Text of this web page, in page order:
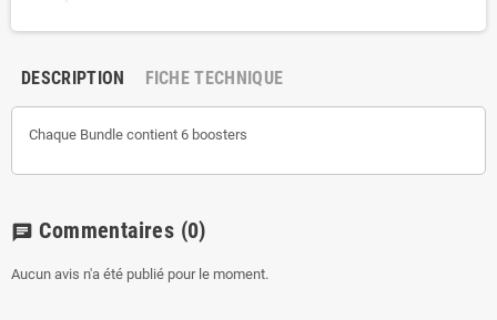
DESCRIPTION FICHE TECHNIQUE
Chaque Bundle contient 6 boosters
chat Commentaires (0)
Aucun avis n'a été publié pour le moment.